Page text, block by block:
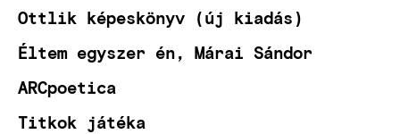
Ottlik képeskönyv (új kiadás)
Éltem egyszer én, Márai Sándor
ARCpoetica
Titkok játéka